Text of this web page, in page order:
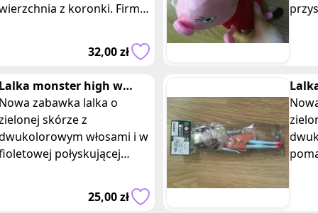
z koronki. Firma
długość32,00 zł
monster high w
sukience
zabawka lalka o
skórze z
włosami i w
połyskującej
w stylu Monster High,
25,00 zł